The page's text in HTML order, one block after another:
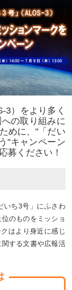
3）をより多く
の取り組みに
めに、"「だい
"キャンペーン
募ください！
いち3号」にふさわ
のものをミッショ
はより身近に感じ
する文書や広報活